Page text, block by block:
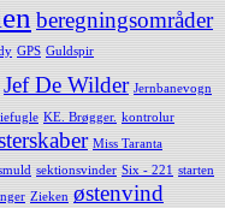
beregningsområder
GPS Guldspir
Jef De Wilder Jernbanevogn
KE. Brøgger. kontrolur
Miss Taranta
sektionsvinder Six - 221
starten
Zieken østenvind